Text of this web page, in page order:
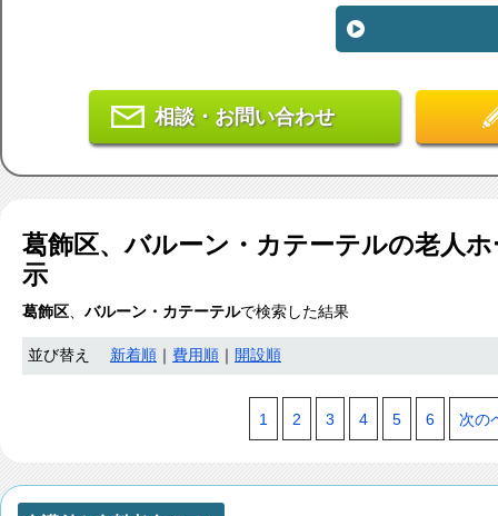
相談・お問い合わせ
葛飾区、バルーン・カテーテルの老人
示
葛飾区、 バルーン・カテーテルで検索した結果
並び替え 新着順 費用順 開設順
1 2 3 4 5 6 次の